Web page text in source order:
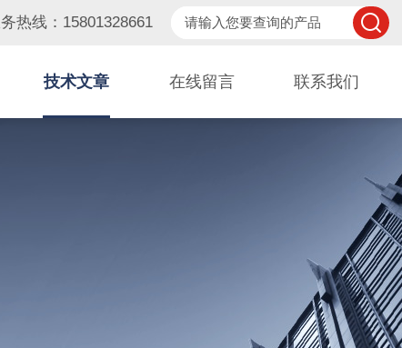
热线：15801328661
技术文章 在线留言 联系我们